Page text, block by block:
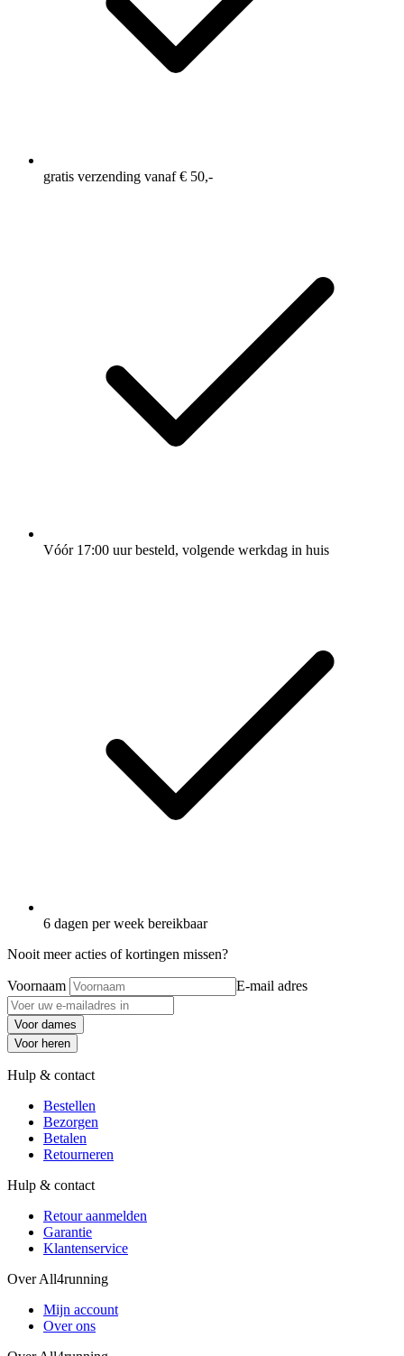
gratis verzending vanaf € 50,-
Vóór 17:00 uur besteld, volgende werkdag in huis
6 dagen per week bereikbaar
Nooit meer acties of kortingen missen?
Voornaam E-mail adres
Voor dames
Voor heren
Hulp & contact
Bestellen
Bezorgen
Betalen
Retourneren
Hulp & contact
Retour aanmelden
Garantie
Klantenservice
Over All4running
Mijn account
Over ons